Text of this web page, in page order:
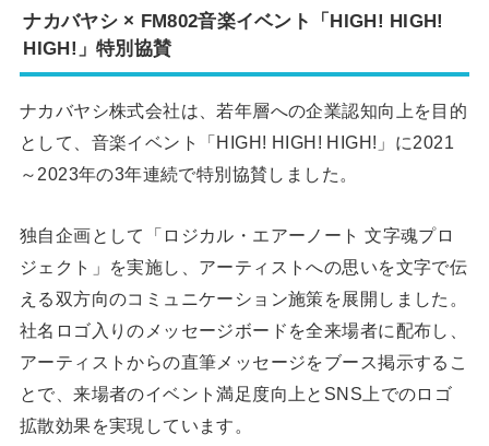
ナカバヤシ × FM802音楽イベント「HIGH! HIGH!
HIGH!」特別協賛
ナカバヤシ株式会社は、若年層への企業認知向上を目的
として、音楽イベント「HIGH! HIGH! HIGH!」に2021
～2023年の3年連続で特別協賛しました。
独自企画として「ロジカル・エアーノート 文字魂プロ
ジェクト」を実施し、アーティストへの思いを文字で伝
える双方向のコミュニケーション施策を展開しました。
社名ロゴ入りのメッセージボードを全来場者に配布し、
アーティストからの直筆メッセージをブース掲示するこ
とで、来場者のイベント満足度向上とSNS上でのロゴ
拡散効果を実現しています。